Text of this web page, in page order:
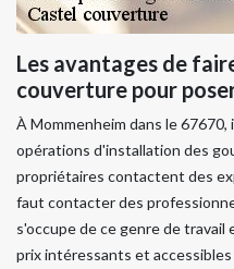
Les avantages de
couverture pour
À Mommenheim dans le
opérations d'installation des
propriétaires contactent des
faut contacter des
s'occupe de ce genre de
prix intéressants et accessibles